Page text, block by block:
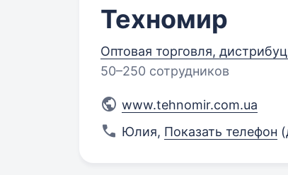
Техномир
Оптовая торговля,
50–250 сотрудников
www.tehnomir.com.ua
Юлия, Показать телефон